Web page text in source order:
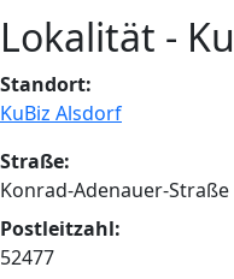
Lokalität -
Standort:
KuBiz Alsdorf
Straße:
Konrad-Adenauer-Straße
Postleitzahl:
52477